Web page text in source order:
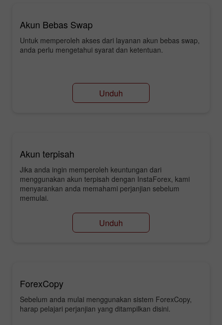
Akun Bebas Swap
Untuk memperoleh akses dari layanan akun bebas swap,
anda perlu mengetahui syarat dan ketentuan.
Unduh
Akun terpisah
Jika anda ingin memperoleh keuntungan dari
menggunakan akun terpisah dengan InstaForex, kami
menyarankan anda memahami perjanjian sebelum
memulai.
Unduh
ForexCopy
Sebelum anda mulai menggunakan sistem ForexCopy,
harap pelajari perjanjian yang ditampilkan disini.